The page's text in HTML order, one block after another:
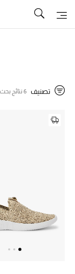
مزيد من التخفيضات
النساء
مستلزمات المنزل
تصنيف 6 نتائج بحث